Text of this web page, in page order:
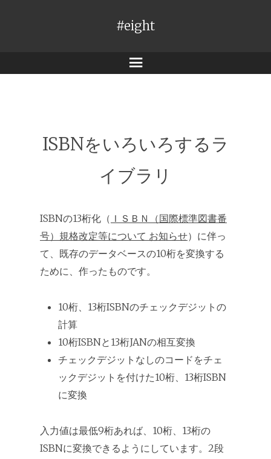
#eight
メ
ISBNをいろいろするラ
イブラリ
ISBNの13桁化（ ＩＳＢＮ（国際標準図書番
号）規格改定等について お知らせ）に伴っ
て、既存のデータベースの10桁を変換する
ために、作ったものです。
10桁、13桁ISBNのチェックデジットの
計算
10桁ISBNと13桁JANの相互変換
チェックデジットなしのコードをチェ
ックデジットを付けた10桁、13桁ISBN
に変換
入力値は最低9桁あれば、10桁、13桁の
ISBNに変換できるようにしています。2段